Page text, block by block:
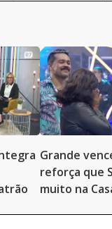
Grande
reforça que
muito na